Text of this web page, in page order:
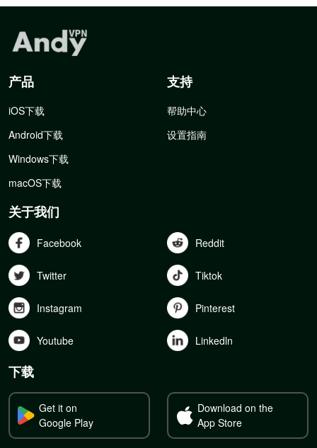
产品
iOS下载
Android下载
Windows下载
macOS下载
支持
帮助中心
设置指南
关于我们
Facebook Reddit
Twitter Tiktok
Instagram Pinterest
Youtube Linkedln
下载
Get it on
Google Play
Download on the
App Store